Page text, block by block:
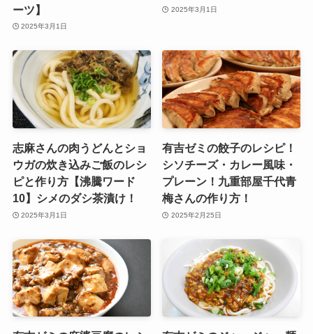
ーツ】
2025年3月1日
2025年3月1日
志麻さんの肉うどんとショ
ウガの炊き込みご飯のレシ
ピと作り方【沸騰ワード
10】シメのダシ茶漬け！
2025年3月1日
有吉ゼミの餃子のレシピ！
シソチーズ・カレー風味・
プレーン！九重部屋千代青
梅さんの作り方！
2025年2月25日